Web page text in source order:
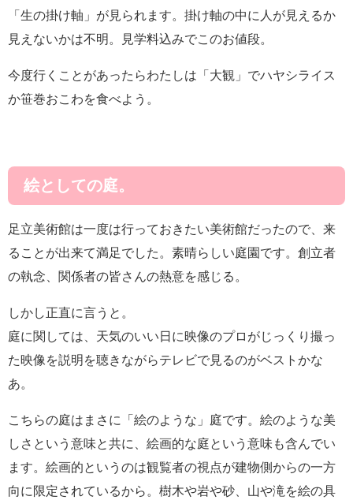
「生の掛け軸」が見られます。掛け軸の中に人が見えるか
見えないかは不明。見学料込みでこのお値段。
今度行くことがあったらわたしは「大観」でハヤシライス
か笹巻おこわを食べよう。
絵としての庭。
足立美術館は一度は行っておきたい美術館だったので、来
ることが出来て満足でした。素晴らしい庭園です。創立者
の執念、関係者の皆さんの熱意を感じる。
しかし正直に言うと。
庭に関しては、天気のいい日に映像のプロがじっくり撮っ
た映像を説明を聴きながらテレビで見るのがベストかな
あ。
こちらの庭はまさに「絵のような」庭です。絵のような美
しさという意味と共に、絵画的な庭という意味も含んでい
ます。絵画的というのは観覧者の視点が建物側からの一方
向に限定されているから。樹木や岩や砂、山や滝を絵の具